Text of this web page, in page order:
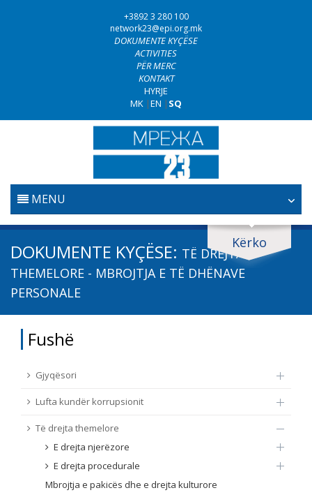
+3892 3 280 100
network23@epi.org.mk
DOKUMENTE KYÇËSE
ACTIVITIES
PËR MERC
KONTAKT
HYRJE
MK |EN | SQ
MENU
FILLESTARE
LUFTA KUNDËR KORRUPSIONIT
TË DREJTA THEMELORE
ПРИСТАПНИ ПРЕГОВОРИ
Kërko
Kërko dokumente
Kërko
Burim
Tip
DOKUMENTE KYÇËSE: TË DREJTA
THEMELORE - MBROJTJA E TË DHËNAVE
PERSONALE
Fushë
Gjyqësori
Lufta kundër korrupsionit
Të drejta themelore
E drejta njerëzore
E drejta procedurale
Mbrojtja e pakicës dhe e drejta kulturore